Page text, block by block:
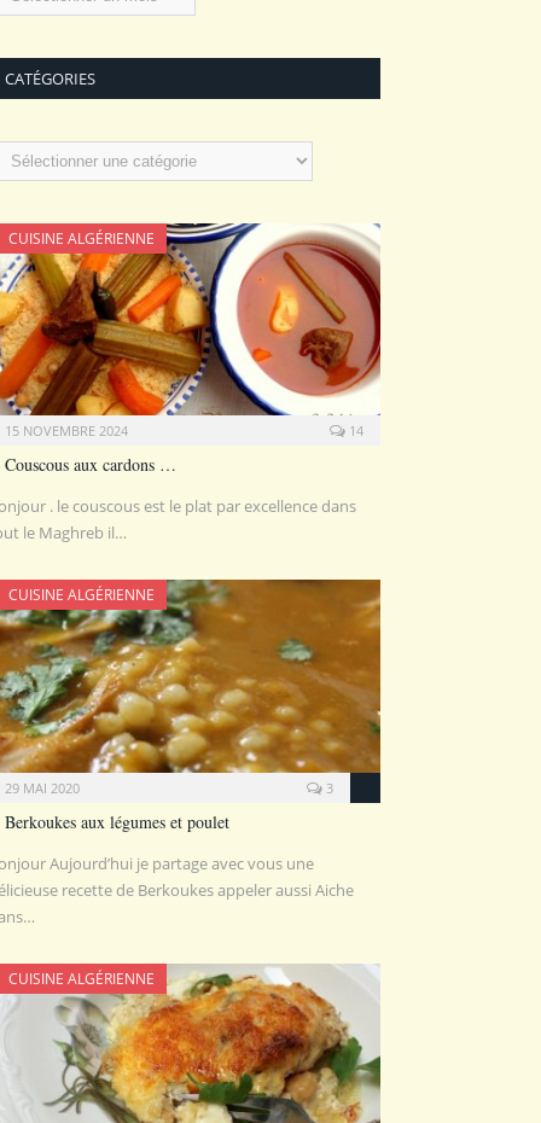
CATÉGORIES
CUISINE ALGÉRIENNE
15 NOVEMBRE 2024 14
Couscous aux cardons …
. le couscous est le plat par excellence dans
le Maghreb il…
CUISINE ALGÉRIENNE
29 MAI 2020 3
Berkoukes aux légumes et poulet
Aujourd’hui je partage avec vous une
recette de Berkoukes appeler aussi Aiche
CUISINE ALGÉRIENNE